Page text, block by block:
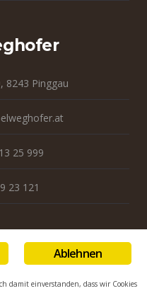
8243 Pinggau
25 999
23 121
Ablehnen
damit einverstanden, dass wir Cookies